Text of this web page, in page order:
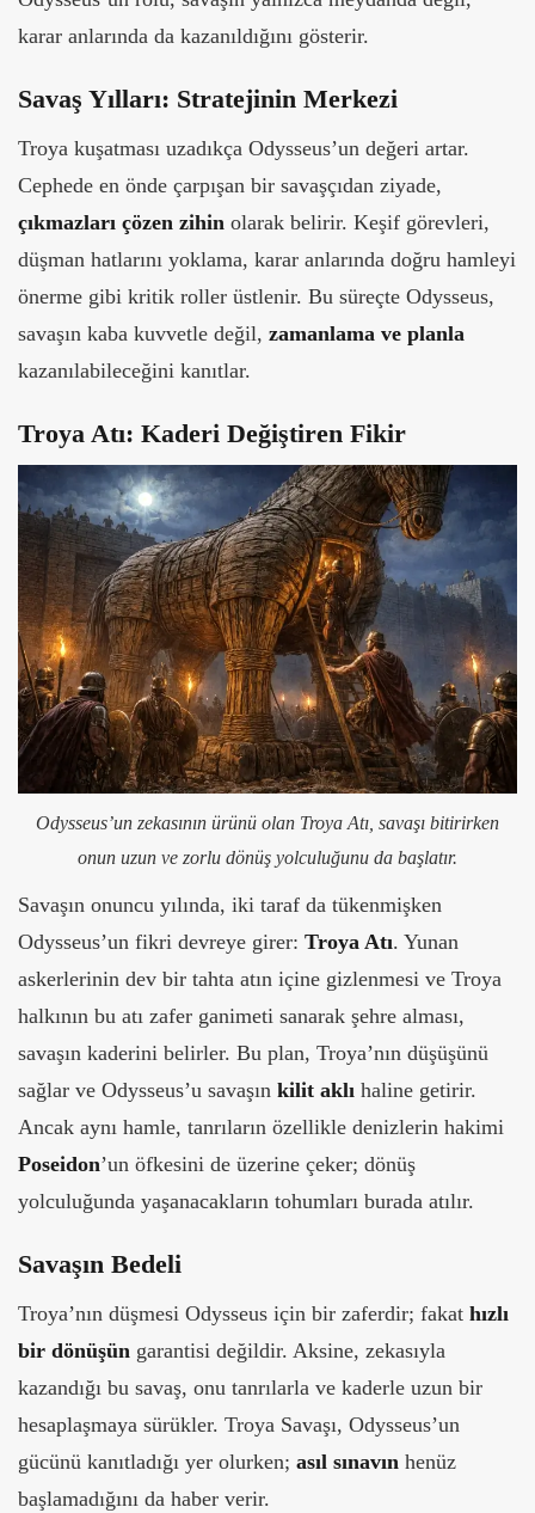
karar anlarında da kazanıldığını gösterir.
Savaş Yılları: Stratejinin Merkezi
Troya kuşatması uzadıkça Odysseus’un değeri artar.
Cephede en önde çarpışan bir savaşçıdan ziyade,
çıkmazları çözen zihin olarak belirir. Keşif görevleri,
düşman hatlarını yoklama, karar anlarında doğru hamleyi
önerme gibi kritik roller üstlenir. Bu süreçte Odysseus,
savaşın kaba kuvvetle değil, zamanlama ve planla
kazanılabileceğini kanıtlar.
Troya Atı: Kaderi Değiştiren Fikir
Odysseus’un zekasının ürünü olan Troya Atı, savaşı bitirirken
onun uzun ve zorlu dönüş yolculuğunu da başlatır.
Savaşın onuncu yılında, iki taraf da tükenmişken
Odysseus’un fikri devreye girer: Troya Atı. Yunan
askerlerinin dev bir tahta atın içine gizlenmesi ve Troya
halkının bu atı zafer ganimeti sanarak şehre alması,
savaşın kaderini belirler. Bu plan, Troya’nın düşüşünü
sağlar ve Odysseus’u savaşın kilit aklı haline getirir.
Ancak aynı hamle, tanrıların özellikle denizlerin hakimi
Poseidon’un öfkesini de üzerine çeker; dönüş
yolculuğunda yaşanacakların tohumları burada atılır.
Savaşın Bedeli
Troya’nın düşmesi Odysseus için bir zaferdir; fakat hızlı
bir dönüşün garantisi değildir. Aksine, zekasıyla
kazandığı bu savaş, onu tanrılarla ve kaderle uzun bir
hesaplaşmaya sürükler. Troya Savaşı, Odysseus’un
gücünü kanıtladığı yer olurken; asıl sınavın henüz
başlamadığını da haber verir.